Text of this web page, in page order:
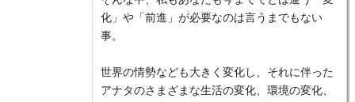
化」や「前進」が必要なのは言うまでもない
事。
世界の情勢なども大きく変化し、それに伴った
アナタのさまざまな生活の変化、環境の変化、